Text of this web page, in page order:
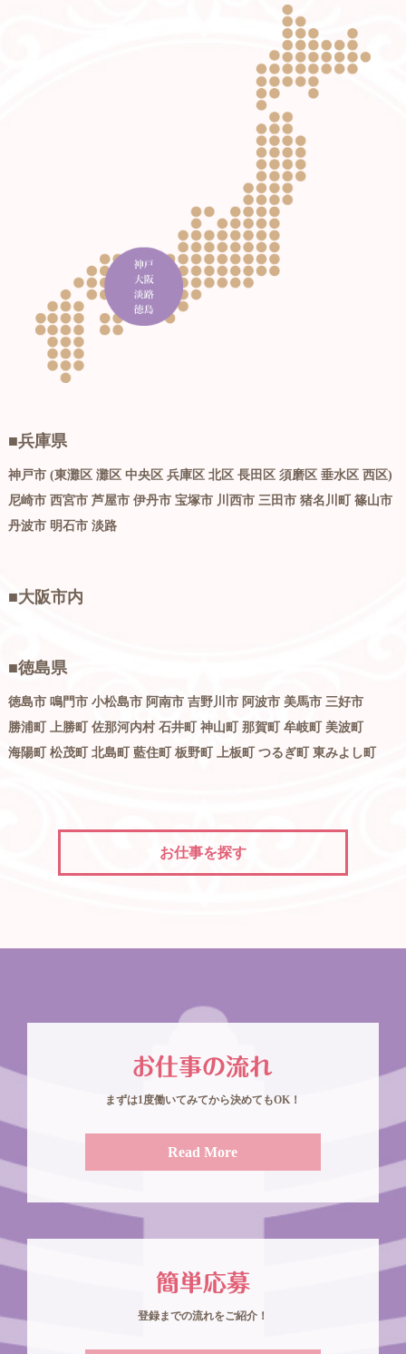
■兵庫県
神戸市 (東灘区 灘区 中央区 兵庫区 北区 長田区 須磨区 垂水区 西区)
尼崎市 西宮市 芦屋市 伊丹市 宝塚市 川西市 三田市 猪名川町 篠山市
丹波市 明石市 淡路
■大阪市内
■徳島県
徳島市 鳴門市 小松島市 阿南市 吉野川市 阿波市 美馬市 三好市
勝浦町 上勝町 佐那河内村 石井町 神山町 那賀町 牟岐町 美波町
海陽町 松茂町 北島町 藍住町 板野町 上板町 つるぎ町 東みよし町
お仕事を探す
まずは1度働いてみてから決めてもOK！
Read More
登録までの流れをご紹介！